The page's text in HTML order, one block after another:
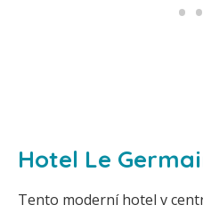
Hotel Le
Tento moderní hotel v